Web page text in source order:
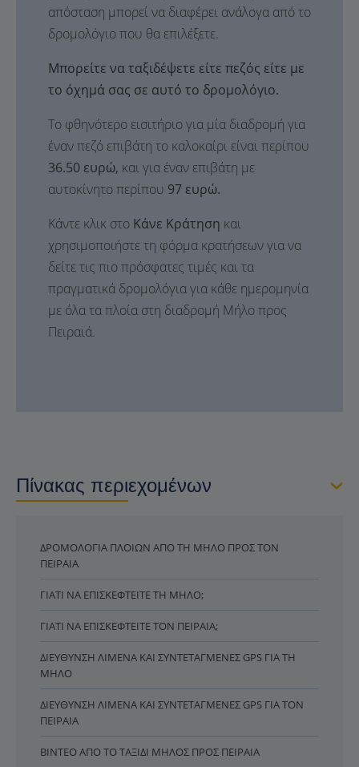
απόσταση μπορεί να διαφέρει ανάλογα από το
δρομολόγιο που θα επιλέξετε.
Μπορείτε να ταξιδέψετε είτε πεζός είτε με
το όχημά σας σε αυτό το δρομολόγιο.
Το φθηνότερο εισιτήριο για μία διαδρομή για
έναν πεζό επιβάτη το καλοκαίρι είναι περίπου
36.50 ευρώ, και για έναν επιβάτη με
αυτοκίνητο περίπου 97 ευρώ.
Κάντε κλικ στο Κάνε Κράτηση και
χρησιμοποιήστε τη φόρμα κρατήσεων για να
δείτε τις πιο πρόσφατες τιμές και τα
πραγματικά δρομολόγια για κάθε ημερομηνία
με όλα τα πλοία στη διαδρομή Μήλο προς
Πειραιά.
Πίνακας περιεχομένων
ΔΡΟΜΟΛΌΓΙΑ ΠΛΟΊΩΝ ΑΠΌ ΤΗ ΜΉΛΟ ΠΡΟΣ ΤΟΝ
ΠΕΙΡΑΙΆ
ΓΙΑΤΊ ΝΑ ΕΠΙΣΚΕΦΤΕΊΤΕ ΤΗ ΜΉΛΟ;
ΓΙΑΤΊ ΝΑ ΕΠΙΣΚΕΦΤΕΊΤΕ ΤΟΝ ΠΕΙΡΑΙΆ;
ΔΙΕΎΘΥΝΣΗ ΛΙΜΈΝΑ ΚΑΙ ΣΥΝΤΕΤΑΓΜΈΝΕΣ GPS ΓΙΑ ΤΗ
ΜΉΛΟ
ΔΙΕΎΘΥΝΣΗ ΛΙΜΈΝΑ ΚΑΙ ΣΥΝΤΕΤΑΓΜΈΝΕΣ GPS ΓΙΑ ΤΟΝ
ΠΕΙΡΑΙΆ
ΒΊΝΤΕΟ ΑΠΌ ΤΟ ΤΑΞΊΔΙ ΜΉΛΟΣ ΠΡΟΣ ΠΕΙΡΑΙΆ